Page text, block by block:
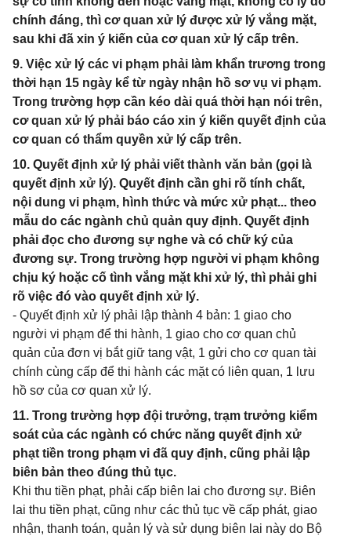
chính đáng, thì cơ quan xử lý được xử lý vắng mặt,
sau khi đã xin ý kiến của cơ quan xử lý cấp trên.
9. Việc xử lý các vi phạm phải làm khẩn trương trong
thời hạn 15 ngày kể từ ngày nhận hồ sơ vụ vi phạm.
Trong trường hợp cần kéo dài quá thời hạn nói trên,
cơ quan xử lý phải báo cáo xin ý kiến quyết định của
cơ quan có thẩm quyền xử lý cấp trên.
10. Quyết định xử lý phải viết thành văn bản (gọi là
quyết định xử lý). Quyết định cần ghi rõ tính chất,
nội dung vi phạm, hình thức và mức xử phạt... theo
mẫu do các ngành chủ quản quy định. Quyết định
phải đọc cho đương sự nghe và có chữ ký của
đương sự. Trong trường hợp người vi phạm không
chịu ký hoặc cố tình vắng mặt khi xử lý, thì phải ghi
rõ việc đó vào quyết định xử lý.
- Quyết định xử lý phải lập thành 4 bản: 1 giao cho
người vi phạm để thi hành, 1 giao cho cơ quan chủ
quản của đơn vị bắt giữ tang vật, 1 gửi cho cơ quan tài
chính cùng cấp để thi hành các mặt có liên quan, 1 lưu
hồ sơ của cơ quan xử lý.
11. Trong trường hợp đội trưởng, trạm trưởng kiểm
soát của các ngành có chức năng quyết định xử
phạt tiền trong phạm vi đã quy định, cũng phải lập
biên bản theo đúng thủ tục.
Khi thu tiền phạt, phải cấp biên lai cho đương sự. Biên
lai thu tiền phạt, cũng như các thủ tục về cấp phát, giao
nhận, thanh toán, quản lý và sử dụng biên lai này do Bộ